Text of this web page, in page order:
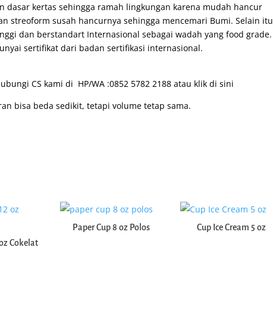
dasar kertas sehingga ramah lingkungan karena mudah hancur
streoform susah hancurnya sehingga mencemari Bumi. Selain itu
dan berstandart Internasional sebagai wadah yang food grade.
sertifikat dari badan sertifikasi internasional.
CS kami di HP/WA :0852 5782 2188 atau klik di sini
bisa beda sedikit, tetapi volume tetap sama.
Cokelat
Paper Cup 8 oz Polos Cup Ice Cream 5 oz
Paper Cup 8 oz
Paper Bowl 23 oz Polos